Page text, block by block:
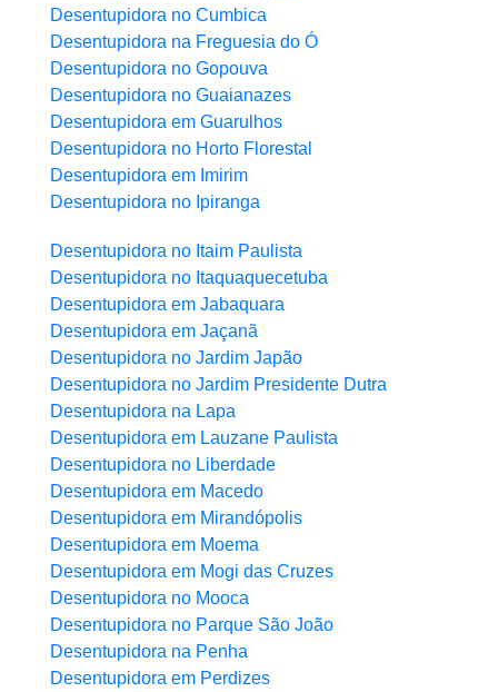
Desentupidora no Cumbica
Desentupidora na Freguesia do Ó
Desentupidora no Gopouva
Desentupidora no Guaianazes
Desentupidora em Guarulhos
Desentupidora no Horto Florestal
Desentupidora em Imirim
Desentupidora no Ipiranga
Desentupidora no Itaim Paulista
Desentupidora no Itaquaquecetuba
Desentupidora em Jabaquara
Desentupidora em Jaçanã
Desentupidora no Jardim Japão
Desentupidora no Jardim Presidente Dutra
Desentupidora na Lapa
Desentupidora em Lauzane Paulista
Desentupidora no Liberdade
Desentupidora em Macedo
Desentupidora em Mirandópolis
Desentupidora em Moema
Desentupidora em Mogi das Cruzes
Desentupidora no Mooca
Desentupidora no Parque São João
Desentupidora na Penha
Desentupidora em Perdizes